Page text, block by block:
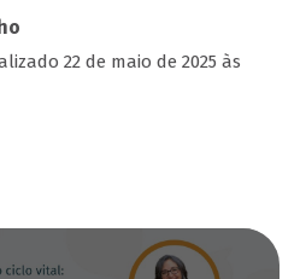
22 de maio de 2025 às